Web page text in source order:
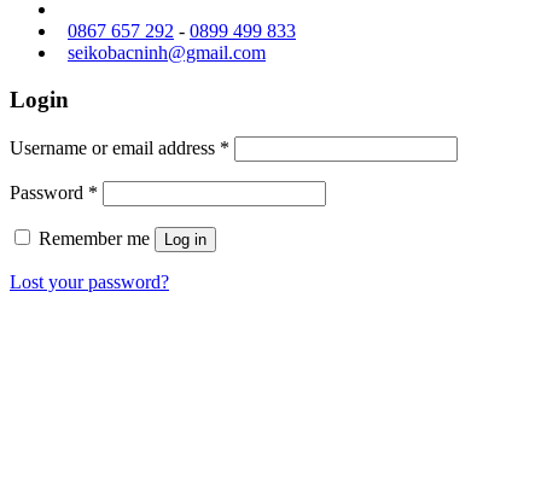
0867 657 292 - 0899 499 833
seikobacninh@gmail.com
Login
Username or email address *
Password *
Remember me Log in
Lost your password?